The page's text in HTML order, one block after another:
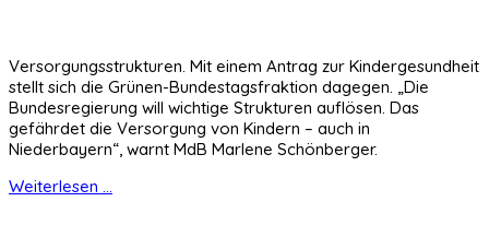
Versorgungsstrukturen. Mit einem Antrag zur Kindergesundheit
stellt sich die Grünen-Bundestagsfraktion dagegen. „Die
Bundesregierung will wichtige Strukturen auflösen. Das
gefährdet die Versorgung von Kindern – auch in
Niederbayern“, warnt MdB Marlene Schönberger.
Weiterlesen ...